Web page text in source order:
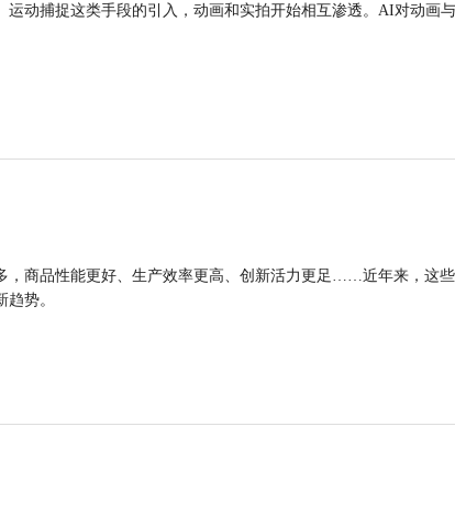
动捕捉这类手段的引入，动画和实拍开始相互渗透。AI对动画
，商品性能更好、生产效率更高、创新活力更足……近年来，这
势。